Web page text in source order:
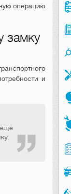
операцию
замку
и